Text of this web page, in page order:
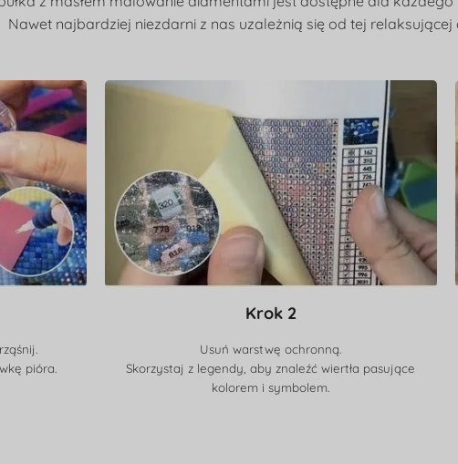
Nawet najbardziej niezdarni z nas uzależnią się od tej relaksującej
pióra.
Krok 2
Usuń warstwę ochronną.
Skorzystaj z legendy, aby znaleźć wiertła pasujące
kolorem i symbolem.